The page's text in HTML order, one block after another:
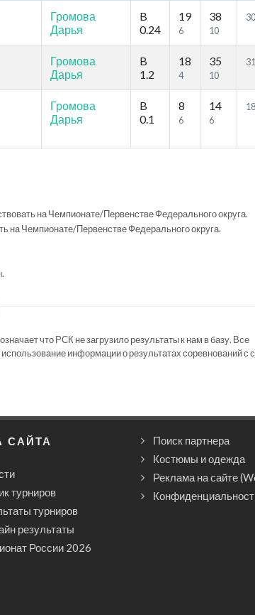
Громова
Дарья
B
0.24
19
6
38
10
Громова
Дарья
B
1.2
18
4
35
10
Громова
Дарья
B
0.1
8
6
14
6
на Чемпионате/Первенстве Федерального округа.
на Чемпионате/Первенстве Федерального округа.
что РСК не загрузило результаты к нам в базу. Все
информации о результатах соревнований с
САЙТА
турниров
турниров
результаты
России 2026
Поиск партнера
Костюмы и одежда
Реклама на сайте